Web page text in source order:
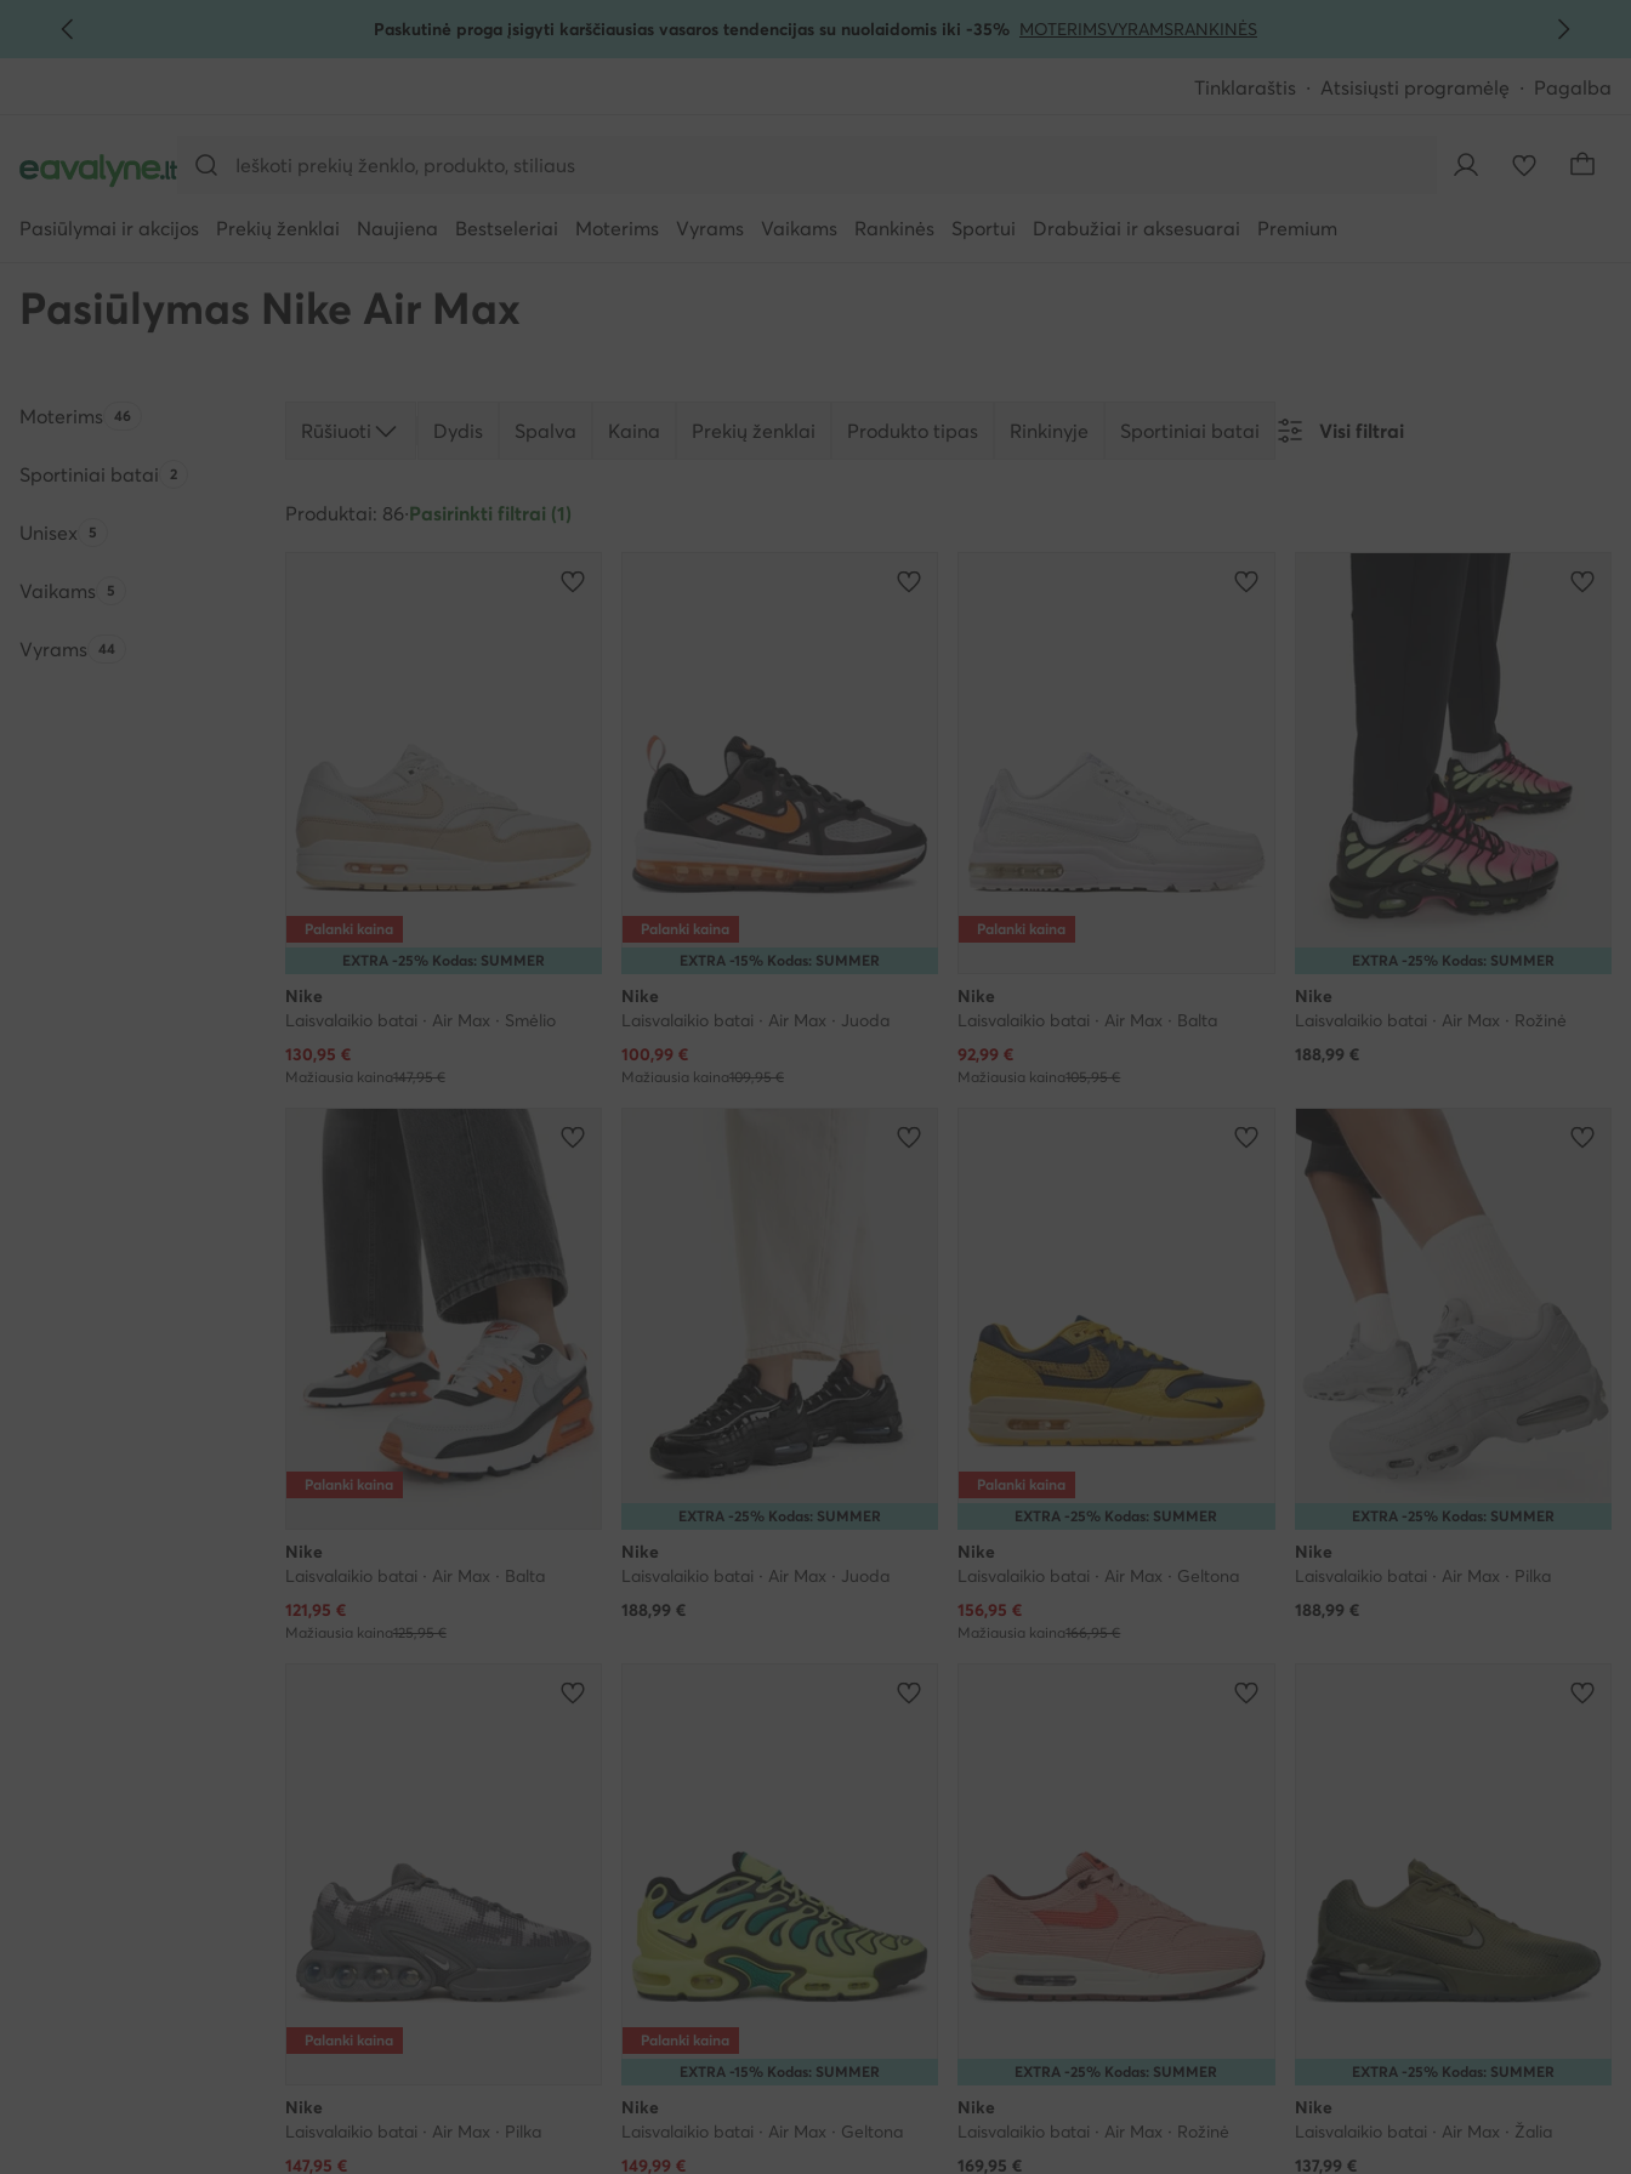
PEREITI PRIE PAGRINDINIO TURINIOPaskutinė proga įsigyti karščiausias vasaros tendencijas su nuolaidomis iki -35% MOTERIMSVYRAMSRANKINĖS
Tinklaraštis Atsisiųsti programėlę Pagalba
Pasiūlymai ir akcijos Prekių ženklai Naujiena Bestseleriai Moterims Vyrams Vaikams Rankinės Sportui Drabužiai ir aksesuarai Premium
Pasiūlymas Nike Air Max
Moterims Produktų skaičius:
46
Sportiniai batai Produktų skaičius:
2
Unisex Produktų skaičius:
5
Vaikams Produktų skaičius:
5
Vyrams Produktų skaičius:
44
Rūšiuoti Dydis Spalva Kaina Prekių ženklai Produkto tipas Rinkinyje Sportiniai batai Visi filtrai
Produktai: 86·Pasirinkti filtrai (1)
EXTRA -25% Kodas: SUMMER
Palanki kaina
Nike
Laisvalaikio batai · Air Max · Smėlio
Dabartinė kaina
130,95 €
Mažiausia kaina147,95 €
EXTRA -15% Kodas: SUMMER
Palanki kaina
Nike
Laisvalaikio batai · Air Max · Juoda
Dabartinė kaina
100,99 €
Mažiausia kaina109,95 €
Palanki kaina
Nike
Laisvalaikio batai · Air Max · Balta
Dabartinė kaina
92,99 €
Mažiausia kaina105,95 €
EXTRA -25% Kodas: SUMMER
Nike
Laisvalaikio batai · Air Max · Rožinė
188,99 €
Palanki kaina
Nike
Laisvalaikio batai · Air Max · Balta
Dabartinė kaina
121,95 €
Mažiausia kaina125,95 €
EXTRA -25% Kodas: SUMMER
Nike
Laisvalaikio batai · Air Max · Juoda
188,99 €
EXTRA -25% Kodas: SUMMER
Palanki kaina
Nike
Laisvalaikio batai · Air Max · Geltona
Dabartinė kaina
156,95 €
Mažiausia kaina166,95 €
EXTRA -25% Kodas: SUMMER
Nike
Laisvalaikio batai · Air Max · Pilka
188,99 €
Palanki kaina
Nike
Laisvalaikio batai · Air Max · Pilka
Dabartinė kaina
147,95 €
EXTRA -15% Kodas: SUMMER
Palanki kaina
Nike
Laisvalaikio batai · Air Max · Geltona
Dabartinė kaina
149,99 €
EXTRA -25% Kodas: SUMMER
Nike
Laisvalaikio batai · Air Max · Rožinė
169,95 €
EXTRA -25% Kodas: SUMMER
Nike
Laisvalaikio batai · Air Max · Žalia
137,99 €